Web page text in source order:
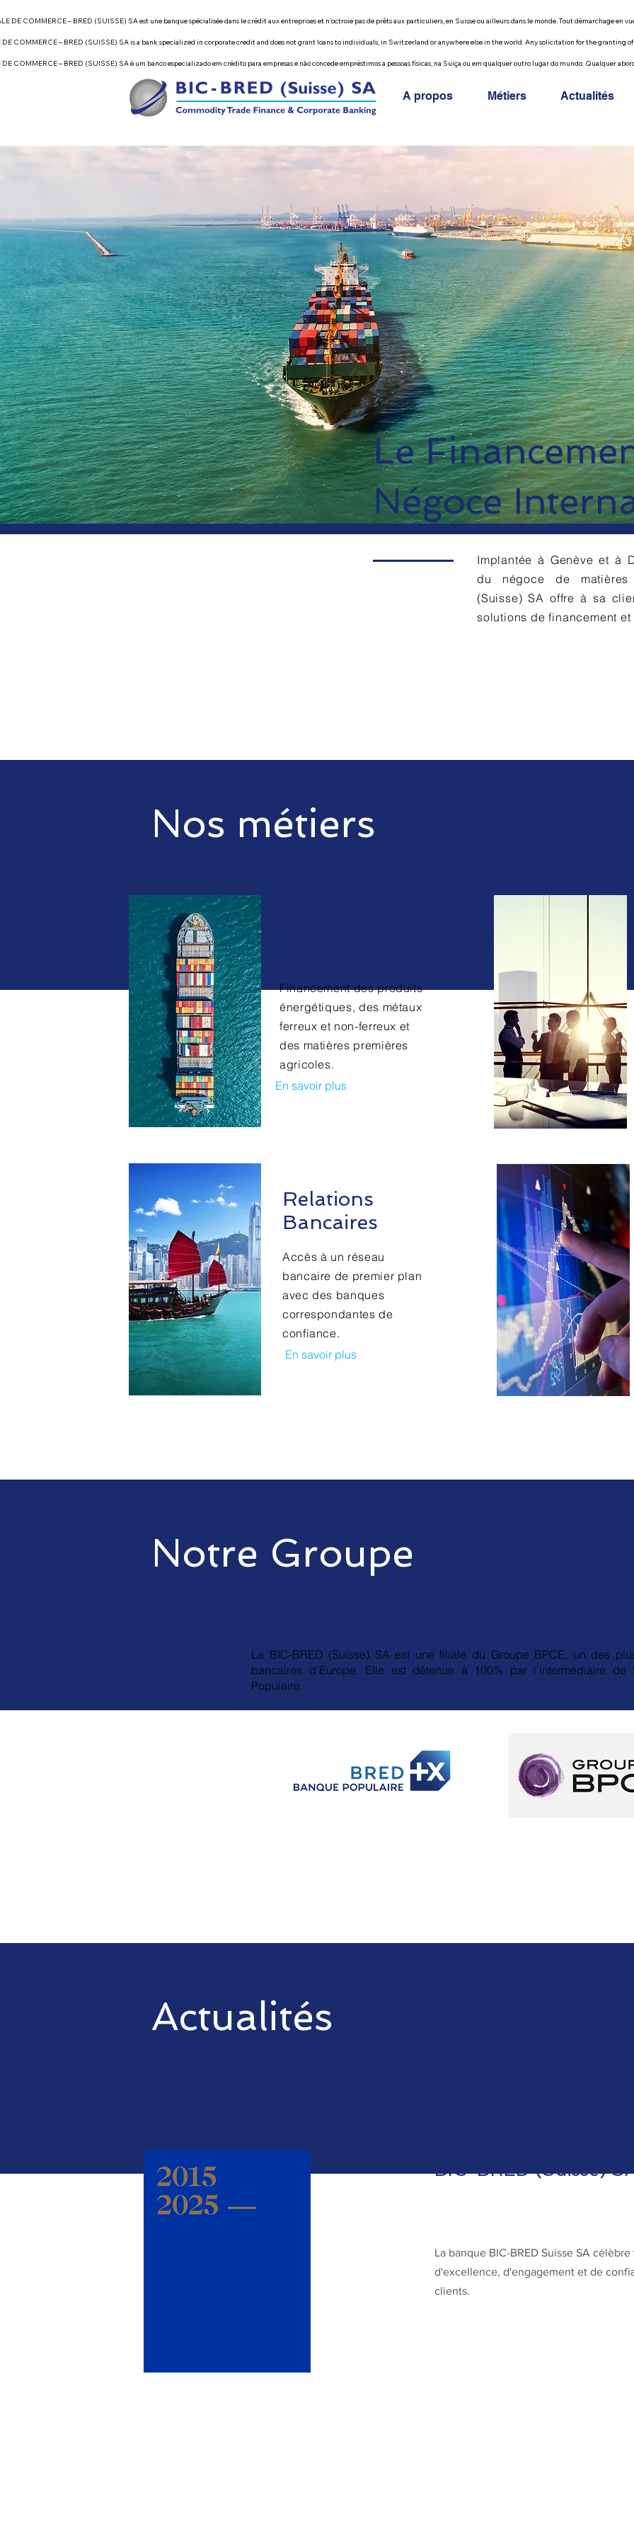
DE COMMERCE – BRED (SUISSE) SA est une banque spécialisée dans le crédit aux entreprises et n’octroie pas de prêts aux particuliers, en Suisse ou ailleurs dans le monde. Tout démarchage en
COMMERCE – BRED (SUISSE) SA is a bank specialized in corporate credit and does not grant loans to individuals, in Switzerland or anywhere else in the world. Any solicitation for the granting
COMMERCE – BRED (SUISSE) SA é um banco especializado em crédito para empresas e não concede empréstimos a pessoas físicas, na Suíça ou em qualquer outro lugar do mundo. Qualquer
A propos Métiers Actualités
Le
Négoce
Implantée à Genève et à
du négoce de matières
(Suisse) SA offre à sa
solutions de financement
Nos métiers
Relations
Bancaires
Accès à un réseau
bancaire de premier plan
avec des banques
correspondantes de
confiance.
En savoir plus
Financement des produits
énergétiques, des métaux
ferreux et non-ferreux et
des matières premières
agricoles.
En savoir plus
Notre Groupe
La BIC-BRED (Suisse) SA est une filiale du Groupe BPCE, un des
bancaires d’Europe. Elle est détenue à 100% par l’intermédiaire de
Populaire.
Actualités
BIC-BRED (Suisse)
La banque BIC-BRED Suisse SA
d'excellence, d'engagement et de
clients.